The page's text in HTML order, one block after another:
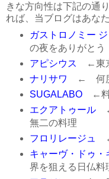
きな方向性は下記の通
れば、当ブログはあな
ガストロノミー
の夜をありがとう
アピシウス ←東
ナリサワ ← 何度
SUGALABO←料
エクアトゥール←
無二の料理
フロリレージュ
←
キャーヴ・ドゥ・
界を狙える日仏料